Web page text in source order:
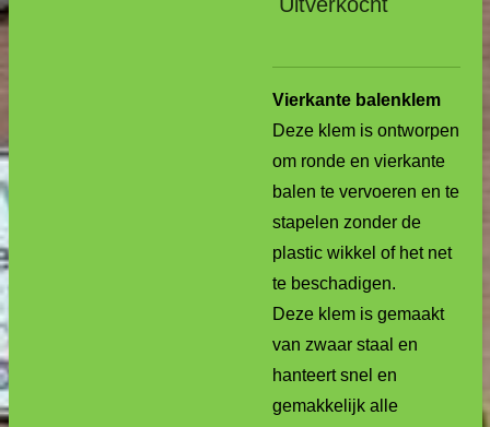
Vierkante balenklem
Deze klem is ontworpen
om ronde en vierkante
balen te vervoeren en te
stapelen zonder de
plastic wikkel of het net
te beschadigen.
Deze klem is gemaakt
van zwaar staal en
hanteert snel en
gemakkelijk alle